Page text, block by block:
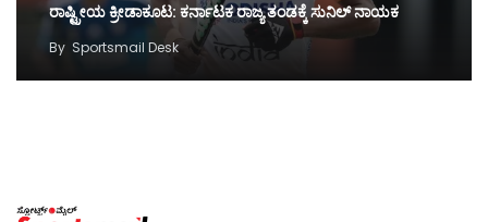
ರಾಷ್ಟ್ರೀಯ ಕ್ರೀಡಾಕೂಟ: ಕರ್ನಾಟಕ ರಾಜ್ಯ ತಂಡಕ್ಕೆ ಸುನಿಲ್‌ ನಾಯಕ
By Sportsmail Desk